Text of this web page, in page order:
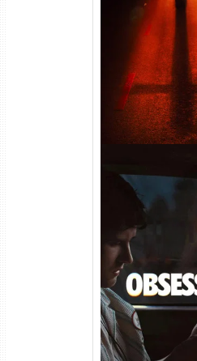
Passageiro do
(2026) WEB-DL
Áudio
Obsessão
WEB-DL